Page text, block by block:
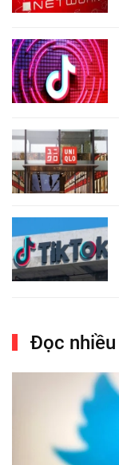
Đọc nhiều